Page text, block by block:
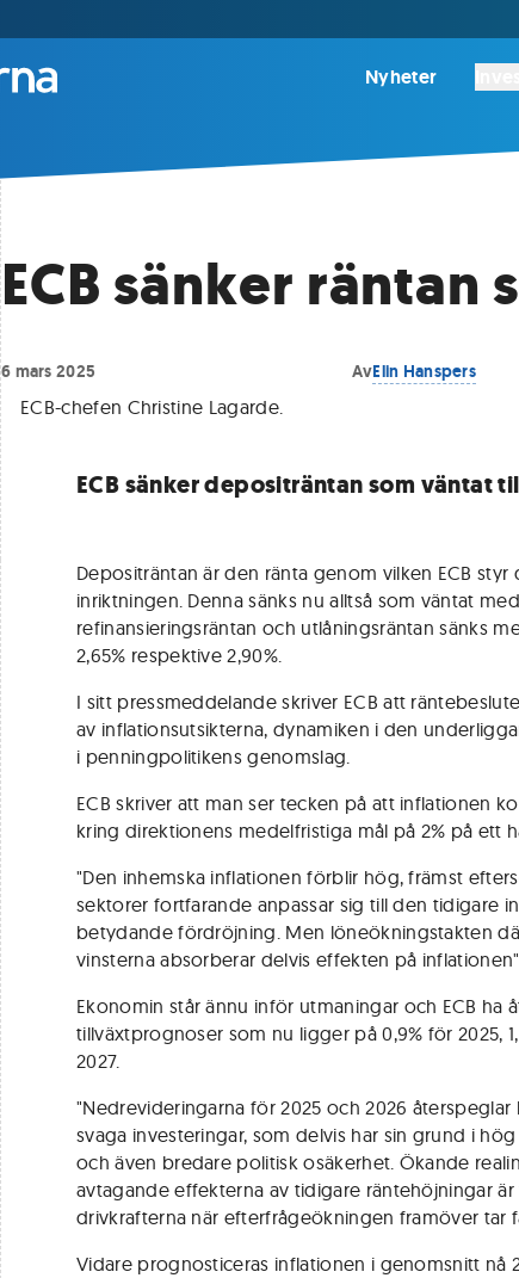
Nyheter
ECB sänker räntan
6 mars 2025 AvElin Hanspers
ECB-chefen Christine Lagarde.
ECB sänker depositräntan som väntat
Depositräntan är den ränta genom vilken ECB
inriktningen. Denna sänks nu alltså som väntat
refinansieringsräntan och utlåningsräntan sänks
2,65% respektive 2,90%.
I sitt pressmeddelande skriver ECB att
av inflationsutsikterna, dynamiken i den
i penningpolitikens genomslag.
ECB skriver att man ser tecken på att inflationen
kring direktionens medelfristiga mål på 2% på ett
"Den inhemska inflationen förblir hög, främst
sektorer fortfarande anpassar sig till den tidigare
betydande fördröjning. Men löneökningstakten
vinsterna absorberar delvis effekten på
Ekonomin står ännu inför utmaningar och ECB ha
tillväxtprognoser som nu ligger på 0,9% för 2025,
2027.
"Nedrevideringarna för 2025 och 2026
svaga investeringar, som delvis har sin grund i
och även bredare politisk osäkerhet. Ökande
avtagande effekterna av tidigare räntehöjningar
drivkrafterna när efterfrågeökningen framöver tar
Vidare prognosticeras inflationen i genomsnitt nå